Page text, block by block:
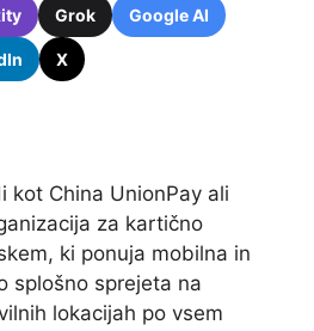
Grok Google AI
X
kot China UnionPay ali
za kartično
ki ponuja mobilna in
splošno sprejeta na
lokacijah po vsem